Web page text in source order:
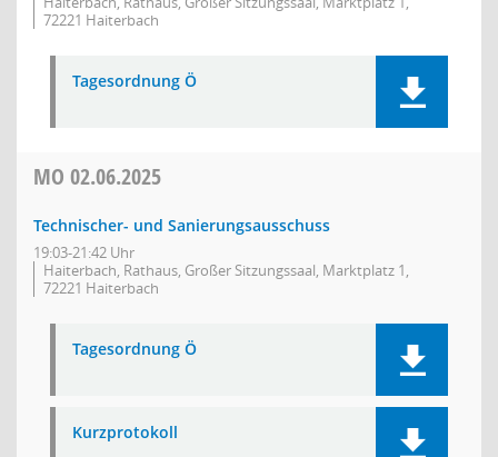
72221 Haiterbach
Tagesordnung Ö
MO 02.06.2025
Technischer- und Sanierungsausschuss
19:03-21:42 Uhr
Haiterbach, Rathaus, Großer Sitzungssaal, Marktplatz 1,
72221 Haiterbach
Tagesordnung Ö
Kurzprotokoll